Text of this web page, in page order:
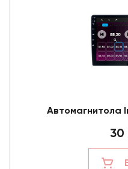
Автомагнитола
30